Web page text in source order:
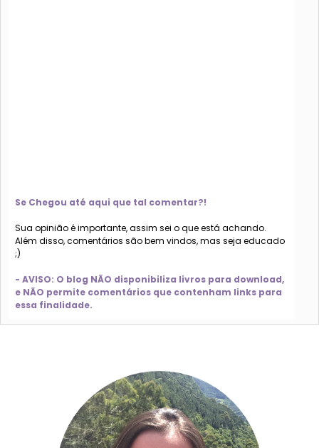
Se Chegou até aqui que tal comentar?!
Sua opinião é importante, assim sei o que está achando.
Além disso, comentários são bem vindos, mas seja educado
;)
- AVISO: O blog NÃO disponibiliza livros para download,
e NÃO permite comentários que contenham links para
essa finalidade.